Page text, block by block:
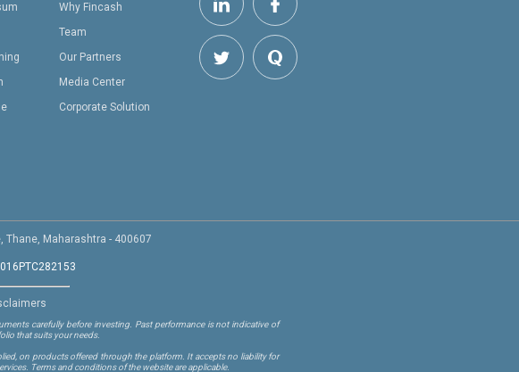
Why Fincash
Team
Our Partners
Media Center
Corporate Solution
Thane, Maharashtra - 400607
carefully before investing. Past performance is not indicative of
that suits your needs.
on products offered through the platform. It accepts no liability for
Terms and conditions of the website are applicable.